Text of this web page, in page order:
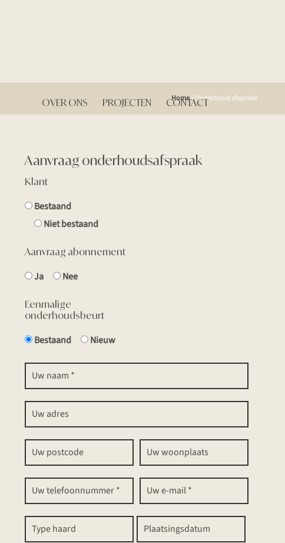
OVER ONS PROJECTEN CONTACT
Home»Onderhoud afspraak
Aanvraag onderhoudsafspraak
Klant
Bestaand
Niet bestaand
Aanvraag abonnement
Ja Nee
Eenmalige
onderhoudsbeurt
Bestaand Nieuw